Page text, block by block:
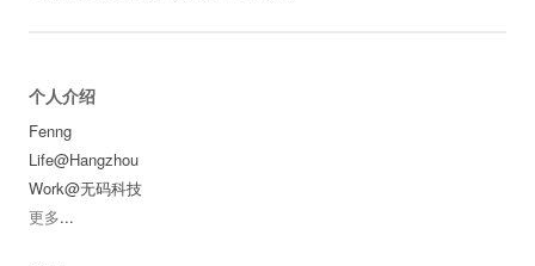
个人介绍
Fenng
Life@Hangzhou
Work@无码科技
更多...